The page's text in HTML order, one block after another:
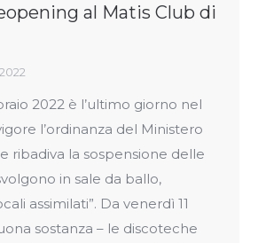
al Matis Club di
2022 è l’ultimo giorno nel
l’ordinanza del Ministero
ribadiva la sospensione delle
in sale da ballo,
assimilati”. Da venerdì 11
sostanza – le discoteche